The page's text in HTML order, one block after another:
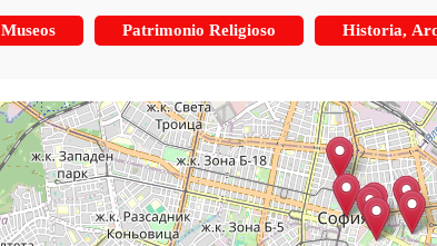
Museos Patrimonio Religioso Historia,